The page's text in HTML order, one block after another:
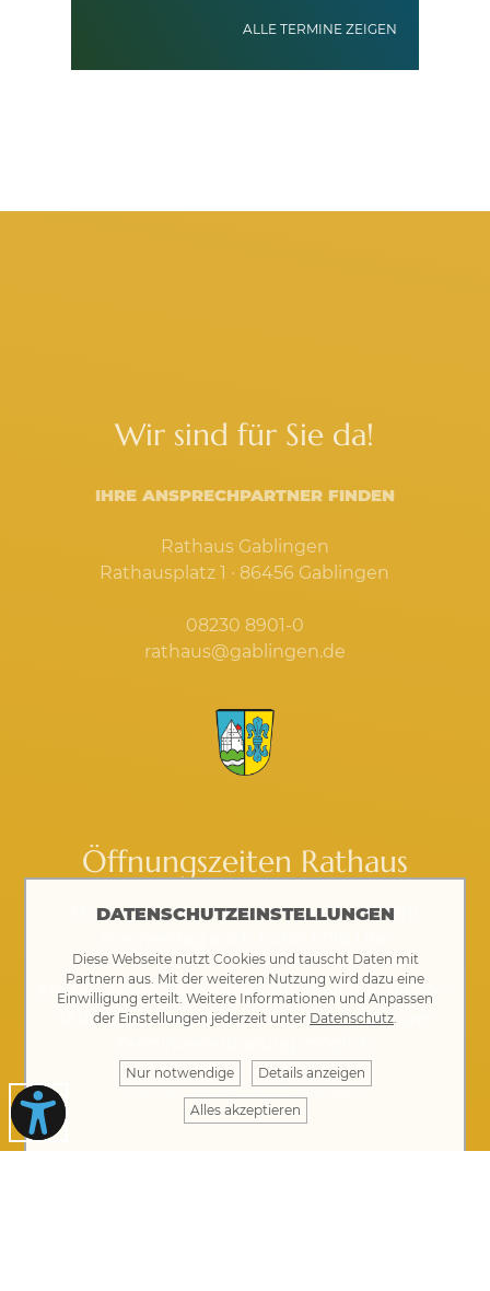
ALLE TERMINE ZEIGEN
Wir sind für Sie da!
IHRE ANSPRECHPARTNER FINDEN
Rathaus Gablingen
Rathausplatz 1 · 86456 Gablingen
08230 8901-0
rathaus@gablingen.de
Öffnungszeiten Rathaus
Montag bis Donnerstag von 8 bis 12 Uhr
Freitag: telefonische Erreichbarkeit von 08:00 –
12:00 Uhr, Vorsprache nur mit rechtzeitiger
Kontakt·Impressum·Datenschutz
DATENSCHUTZEINSTELLUNGEN
Diese Webseite nutzt Cookies und tauscht Daten mit
Partnern aus. Mit der weiteren Nutzung wird dazu eine
Einwilligung erteilt. Weitere Informationen und Anpassen
der Einstellungen jederzeit unter Datenschutz.
Nur notwendige Details anzeigen
Alles akzeptieren